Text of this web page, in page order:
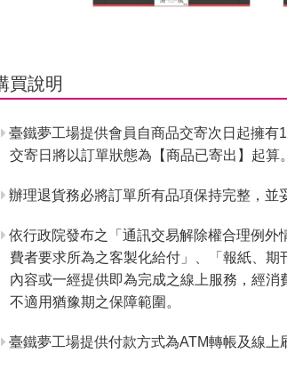
買說明
臺鐵夢工場提供會員自商品交寄次日起擁有
交寄日將以訂單狀態為【商品已寄出】起算。
辦理退貨務必將訂單所有品項保持完整，並
依行政院發布之「通訊交易解除權合理例
費者要求所為之客製化給付」、「報紙、
內容或一經提供即為完成之線上服務，經
不適用猶豫期之保障範圍。
臺鐵夢工場提供付款方式為ATM轉帳及線上